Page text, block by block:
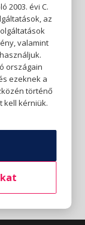
2003. évi C.
az
valamint
országain
ezeknek a
történő
kell kérniük.